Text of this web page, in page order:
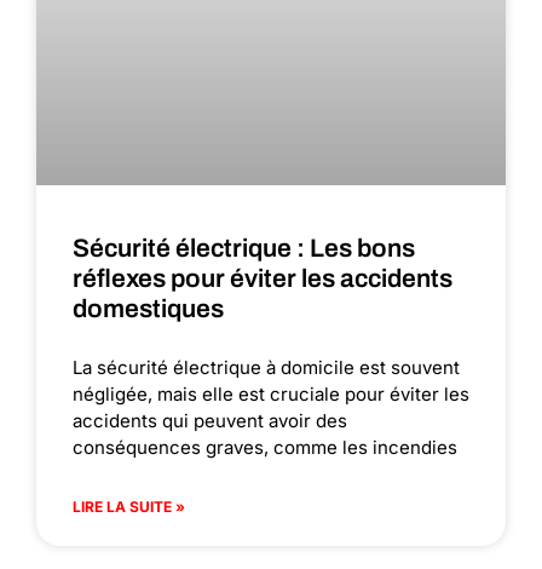
Sécurité électrique : Les bons
réflexes pour éviter les accidents
domestiques
La sécurité électrique à domicile est souvent
négligée, mais elle est cruciale pour éviter les
accidents qui peuvent avoir des
conséquences graves, comme les incendies
LIRE LA SUITE »